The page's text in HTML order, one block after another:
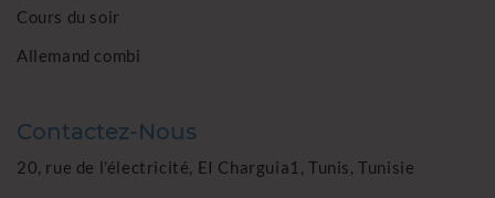
Cours du soir
Allemand combi
Contactez-Nous
20, rue de l’électricité, EI Charguia1, Tunis, Tunisie